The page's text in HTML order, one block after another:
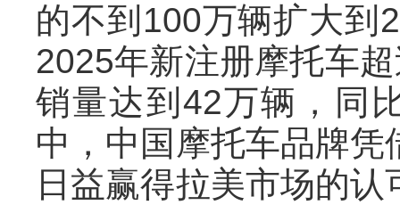
的不到100万辆扩大到
2025年新注册摩托车
销量达到42万辆，同
中，中国摩托车品牌
日益赢得拉美市场的